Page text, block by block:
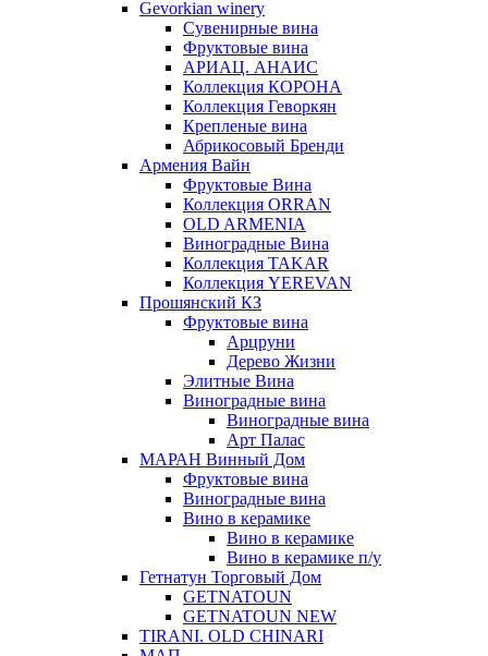
Gevorkian winery
Сувенирные вина
Фруктовые вина
АРИАЦ. АНАИС
Коллекция КОРОНА
Коллекция Геворкян
Крепленые вина
Абрикосовый Бренди
Армения Вайн
Фруктовые Вина
Коллекция ORRAN
OLD ARMENIA
Виноградные Вина
Коллекция TAKAR
Коллекция YEREVAN
Прошянский КЗ
Фруктовые вина
Арцруни
Дерево Жизни
Элитные Вина
Виноградные вина
Виноградные вина
Арт Палас
МАРАН Винный Дом
Фруктовые вина
Виноградные вина
Вино в керамике
Вино в керамике
Вино в керамике п/у
Гетнатун Торговый Дом
GETNATOUN
GETNATOUN NEW
TIRANI. OLD CHINARI